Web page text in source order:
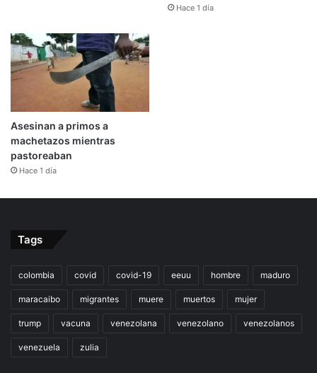
Hace 1 día
Asesinan a primos a
machetazos mientras
pastoreaban
Hace 1 día
Tags
colombia covid covid-19 eeuu hombre maduro
maracaibo migrantes muere muertos mujer
trump vacuna venezolana venezolano venezolanos
venezuela zulia